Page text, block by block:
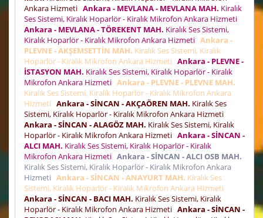
Ankara Hizmeti Ankara - MEVLANA - MEVLANA MAH. Kiralık
Ses Sistemi, Kiralık Hoparlör - Kiralık Mikrofon Ankara Hizmeti
Ankara - MEVLANA - TÖREKENT MAH. Kiralık Ses Sistemi,
Kiralık Hoparlör - Kiralık Mikrofon Ankara Hizmeti Ankara -
PLEVNE - AKŞEMSETTİN MAH. Kiralık Ses Sistemi, Kiralık
Hoparlör - Kiralık Mikrofon Ankara Hizmeti Ankara - PLEVNE -
İSTASYON MAH. Kiralık Ses Sistemi, Kiralık Hoparlör - Kiralık
Mikrofon Ankara Hizmeti Ankara - PLEVNE - PLEVNE MAH.
Kiralık Ses Sistemi, Kiralık Hoparlör - Kiralık Mikrofon Ankara
Hizmeti Ankara - SİNCAN - AKÇAÖREN MAH. Kiralık Ses
Sistemi, Kiralık Hoparlör - Kiralık Mikrofon Ankara Hizmeti
Ankara - SİNCAN - ALAGÖZ MAH. Kiralık Ses Sistemi, Kiralık
Hoparlör - Kiralık Mikrofon Ankara Hizmeti Ankara - SİNCAN -
ALCI MAH. Kiralık Ses Sistemi, Kiralık Hoparlör - Kiralık
Mikrofon Ankara Hizmeti Ankara - SİNCAN - ALCI OSB MAH.
Kiralık Ses Sistemi, Kiralık Hoparlör - Kiralık Mikrofon Ankara
Hizmeti Ankara - SİNCAN - ANAYURT MAH. Kiralık Ses
Sistemi, Kiralık Hoparlör - Kiralık Mikrofon Ankara Hizmeti
Ankara - SİNCAN - BACI MAH. Kiralık Ses Sistemi, Kiralık
Hoparlör - Kiralık Mikrofon Ankara Hizmeti Ankara - SİNCAN -